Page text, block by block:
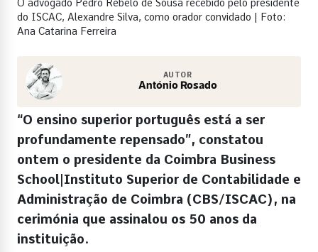
O advogado Pedro Rebelo de Sousa recebido pelo presidente
do ISCAC, Alexandre Silva, como orador convidado | Foto:
Ana Catarina Ferreira
AUTOR
António Rosado
“O ensino superior português está a ser
profundamente repensado”, constatou
ontem o presidente da Coimbra Business
School|Instituto Superior de Contabilidade e
Administração de Coimbra (CBS/ISCAC), na
cerimónia que assinalou os 50 anos da
instituição.